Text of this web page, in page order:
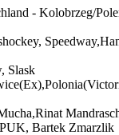
- Kolobrzeg/
Slask
Bartek Zmarzlik